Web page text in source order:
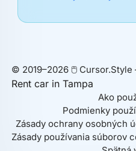
© 2019–2026 🖱️
Rent car in Tampa
Ako
Podmienky
Zásady ochrany osobných
Zásady používania súborov